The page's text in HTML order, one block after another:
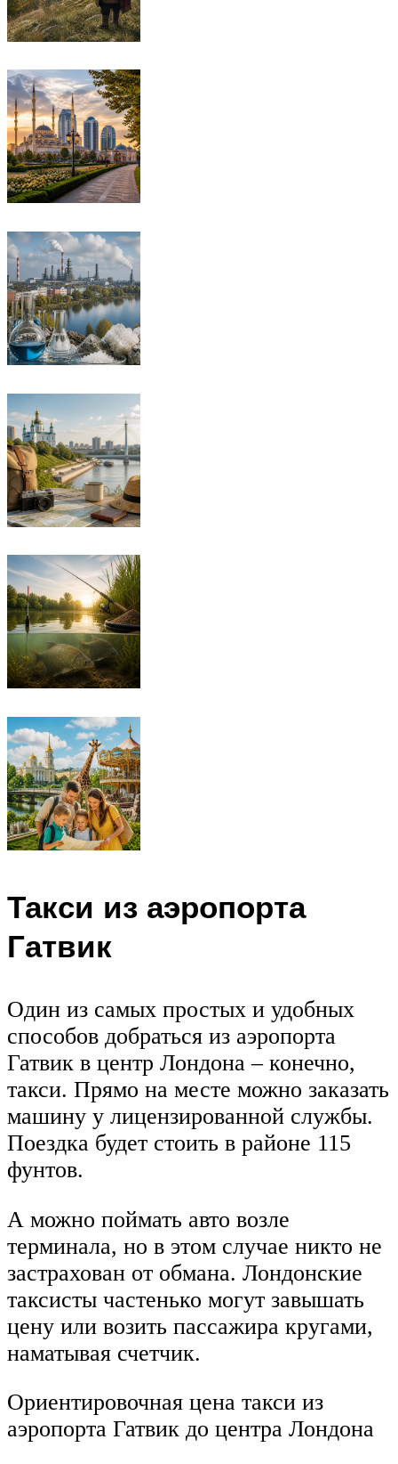
Такси из аэропорта
Гатвик
Один из самых простых и удобных
способов добраться из аэропорта
Гатвик в центр Лондона – конечно,
такси. Прямо на месте можно заказать
машину у лицензированной службы.
Поездка будет стоить в районе 115
фунтов.
А можно поймать авто возле
терминала, но в этом случае никто не
застрахован от обмана. Лондонские
таксисты частенько могут завышать
цену или возить пассажира кругами,
наматывая счетчик.
Ориентировочная цена такси из
аэропорта Гатвик до центра Лондона